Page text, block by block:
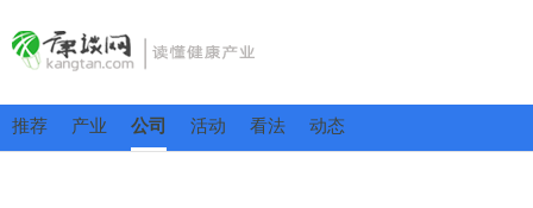
推荐 产业 公司 活动 看法 动态